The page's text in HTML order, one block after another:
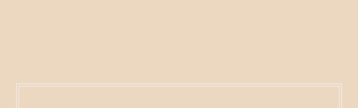
Подушки для медитации и йоги